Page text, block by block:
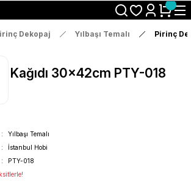
Koduyla Sepette Hemen %10 İndirimi Kaçırma
Dekopaj Yılbaşı Temalı Pirinç
Kağıdı 30x42cm PTY-018
Yılbaşı Temalı
İstanbul Hobi
PTY-018